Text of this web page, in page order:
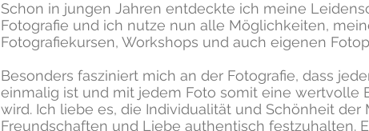
Schon in jungen Jahren entdeckte ich meine
Fotografie und ich nutze nun alle Möglichkeiten,
Fotografiekursen, Workshops und auch eigenen
Besonders fasziniert mich an der Fotografie, dass
einmalig ist und mit jedem Foto somit eine wertvolle
wird. Ich liebe es, die Individualität und Schönheit der
Freundschaften und Liebe authentisch festzuhalten.